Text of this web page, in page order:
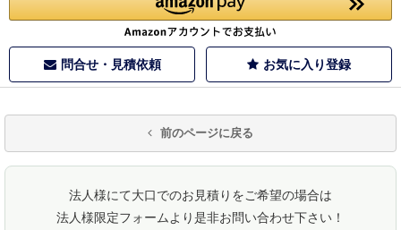
問合せ・見積依頼 お気に入り登録
前のページに戻る
法人様にて大口でのお見積りをご希望の場合は
法人様限定フォームより是非お問い合わせ下さい！